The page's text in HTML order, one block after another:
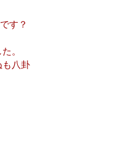
す？
。
も八卦